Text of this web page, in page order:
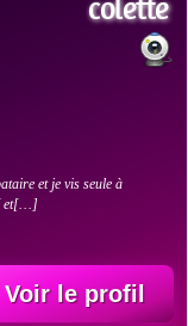
colette
et je vis seule à
et[…]
Voir le profil